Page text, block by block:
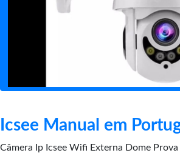
Icsee Manual em
Câmera Ip Icsee Wifi Externa Dome